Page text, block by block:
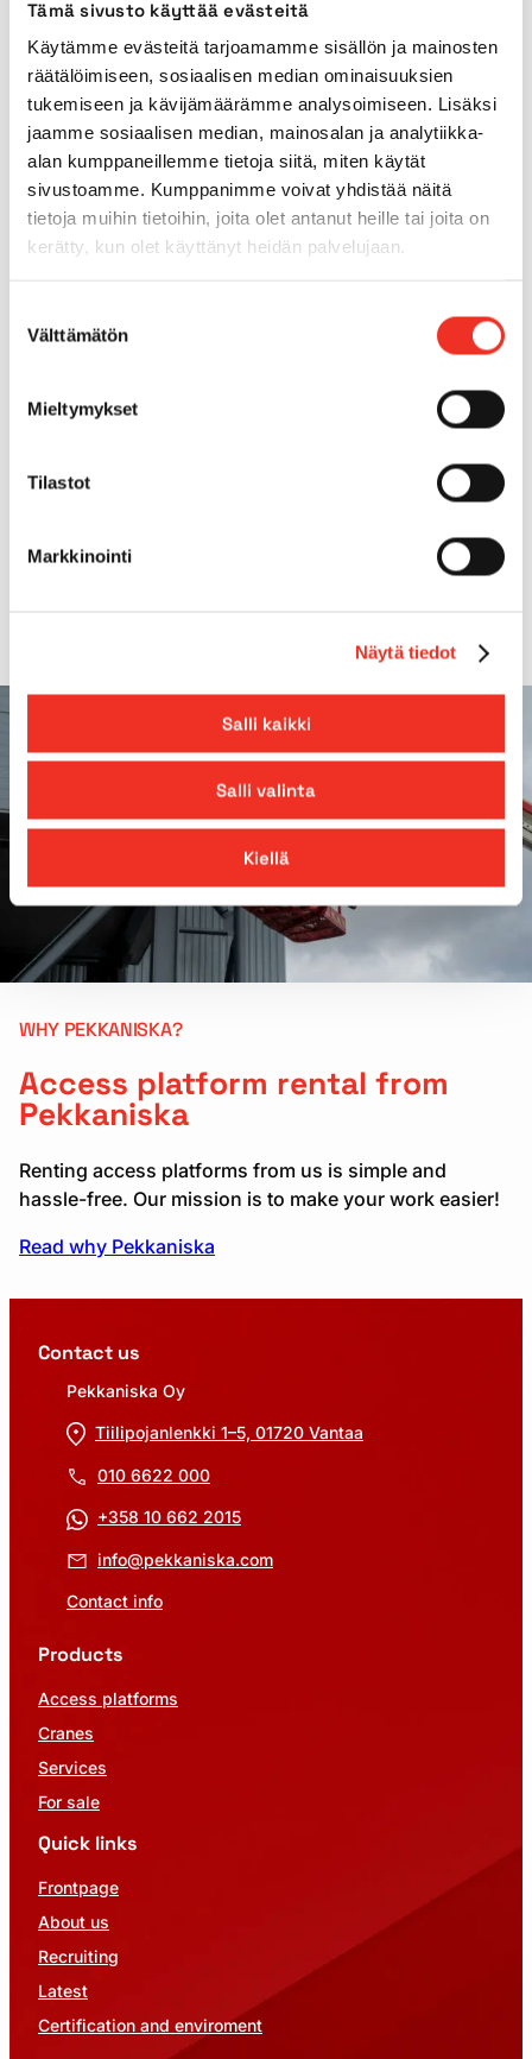
Tämä sivusto käyttää evästeitä
Käytämme evästeitä tarjoamamme sisällön ja mainosten
räätälöimiseen, sosiaalisen median ominaisuuksien
tukemiseen ja kävijämäärämme analysoimiseen. Lisäksi
jaamme sosiaalisen median, mainosalan ja analytiikka-
alan kumppaneillemme tietoja siitä, miten käytät
sivustoamme. Kumppanimme voivat yhdistää näitä
tietoja muihin tietoihin, joita olet antanut heille tai joita on
kerätty, kun olet käyttänyt heidän palvelujaan.
valinta
Välttämätön
Mieltymykset
Tilastot
Markkinointi
Näytä tiedot
Salli kaikki
Salli valinta
Kiellä
Transport width 2,30m
Transport height 2,24m
Power source Battery
Indoor tyres Yes
Outreach
WHY PEKKANISKA?
Access platform rental from
Pekkaniska
Renting access platforms from us is simple and
hassle-free. Our mission is to make your work easier!
Read why Pekkaniska
Contact us
Pekkaniska Oy
Tiilipojanlenkki 1–5, 01720 Vantaa
010 6622 000
+358 10 662 2015
info@pekkaniska.com
Contact info
Products
Access platforms
Cranes
Services
For sale
Quick links
Frontpage
About us
Recruiting
Latest
Certification and enviroment